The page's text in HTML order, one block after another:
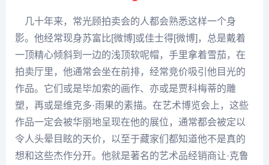
几十年来，常光顾拍卖会的人都会熟悉这样一个身
影。他经常现身苏富比[微博]或佳士得[微博]，总是戴着
一顶精心倾斜到一边的浅顶软呢帽，手里拿着雪茄，在
拍卖厅里，他通常会坐在前排，经常竞价吸引他目光的
作品。它们或是毕加索的画作、亦或是贾科梅蒂的雕
塑，再或是维克多·雨果的素描。在艺术博览会上，这些
作品一定会被华丽地呈现在他的展位，通常都会被定以
令人头晕目眩的天价，以至于藏家们都知道他不是真的
想和这些杰作分开。他就是著名的艺术品经销商让·克鲁